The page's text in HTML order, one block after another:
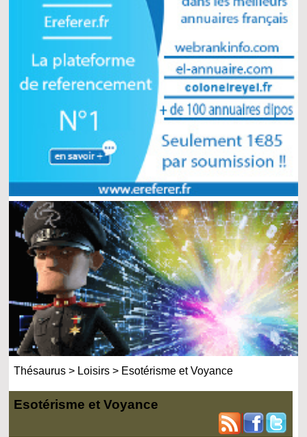
Thésaurus > Loisirs> Esotérisme et Voyance
Esotérisme et Voyance